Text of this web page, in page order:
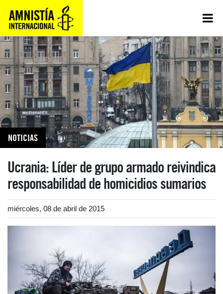
NOTICIAS
Ucrania: Líder de grupo armado reivindica
responsabilidad de homicidios sumarios
miércoles, 08 de abril de 2015